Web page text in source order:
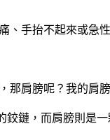
手抬不起來或急
肩膀呢？我的肩
鏈，而肩膀則是